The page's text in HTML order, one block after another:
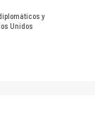
y
Unidos